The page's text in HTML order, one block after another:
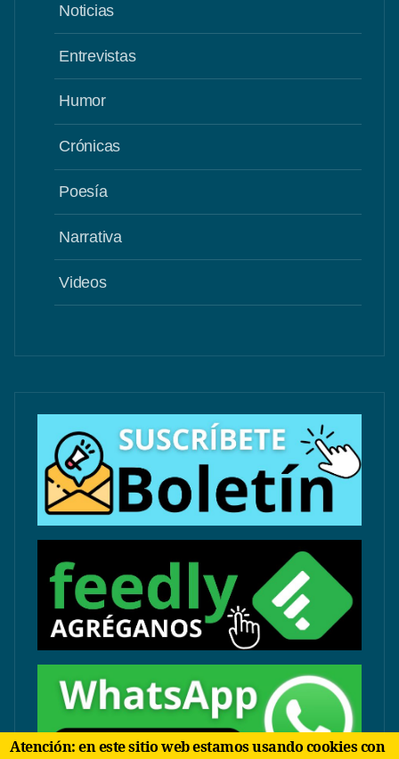
Noticias
Entrevistas
Humor
Crónicas
Poesía
Narrativa
Videos
Atención: en este sitio web estamos usando cookies con